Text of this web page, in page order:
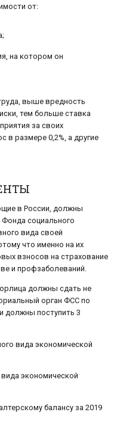
от:
на котором он
выше вредность
тем больше ставка
за своих
в размере 0,2%, а другие
в России, должны
социального
вида своей
что именно на их
взносов на страхование
и профзаболеваний.
должны сдать не
орган ФСС по
должны поступить 3
вида экономической
экономической
балансу за 2019